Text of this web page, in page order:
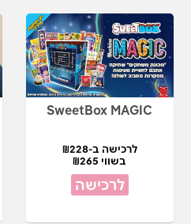
SweetBox MAGIC
לרכישה ב-₪228
בשווי ₪265
לרכישה